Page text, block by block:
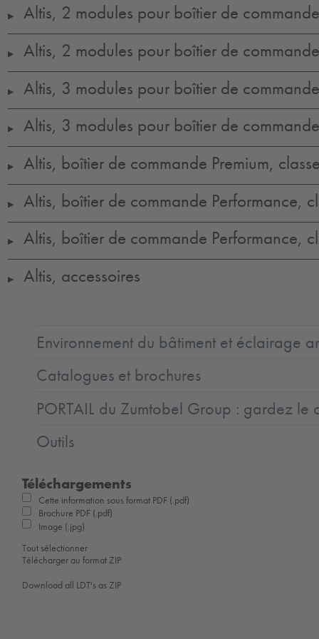
▶ Altis, 2 modules pour boîtier de
▶ Altis, 2 modules pour boîtier de
▶ Altis, 3 modules pour boîtier de
▶ Altis, 3 modules pour boîtier de
▶ Altis, boîtier de commande Premium,
▶ Altis, boîtier de commande Performance,
▶ Altis, boîtier de commande Performance,
▶ Altis, accessoires
Environnement du bâtiment et éclairage
Catalogues et brochures
PORTAIL du Zumtobel Group : gardez le
Outils
Téléchargements
Cette information sous format PDF (.pdf)
Brochure PDF (.pdf)
Image (.jpg)
Tout sélectionner
Télécharger au format ZIP
Download all LDT's as ZIP